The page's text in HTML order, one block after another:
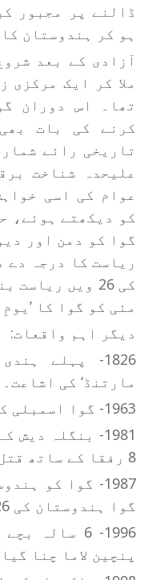
ڈالنے پر مجبور
ہو کر ہندوستان
آزادی کے بعد
ملا کر ایک مرکزی
تھا۔ اس دوران
تاریخی رائے
علیحدہ شناخت
عوام کی اسی
گوا کو دمن اور
ریاست کا درجہ دے
مئی کو گوا کا
دیگر اہم واقعات:
1826- پہلے
مارتنڈ‘ کی اشاعت۔
1963- گوا اسمبلی کی تشکیل۔
1981- بنگلہ
8 رفقا کے ساتھ قتل، ملک میں ایمرجنسی نافذ۔
1987- گوا کو
گوا ہندوستان کی 26 ویں ریاست بنا۔
1996- 6
پنچین لاما چنا